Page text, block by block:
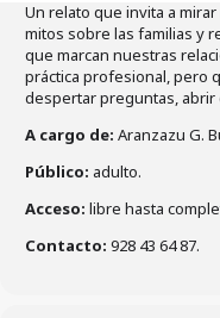
Un relato que invita a
mitos sobre las familias y
que marcan nuestras
práctica profesional, pero
despertar preguntas, abrir
A cargo de: Aranzazu G.
Público: adulto.
Acceso: libre hasta
Contacto: 928 43 64 87.